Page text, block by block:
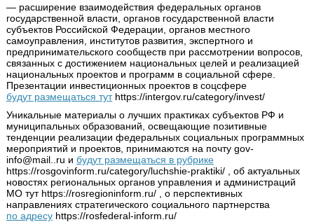
— расширение взаимодействия федеральных органов
государственной власти, органов государственной власти
субъектов Российской Федерации, органов местного
самоуправления, институтов развития, экспертного и
предпринимательского сообществ при рассмотрении вопросов,
связанных с достижением национальных целей и реализацией
национальных проектов и программ в социальной сфере.
Презентации инвестиционных проектов в соцсфере
будут размещаться тутhttps://intergov.ru/category/invest/
Уникальные материалы о лучших практиках субъектов РФ и
муниципальных образований, освещающие позитивные
тенденции реализации федеральных социальных программных
мероприятий и проектов, принимаются на почту gov-
info@mail..ru и будут размещаться в рубрике
https://rosgovinform.ru/category/luchshie-praktiki/ , об актуальных
новостях региональных органов управления и администраций
МО тут https://rosregioninform.ru/ , о перспективных
направлениях стратегического социального партнерства
по адресуhttps://rosfederal-inform.ru/